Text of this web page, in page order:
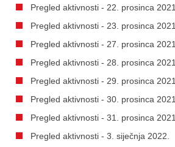
Pregled aktivnosti - 22. prosinca 2021.
Pregled aktivnosti - 23. prosinca 2021.
Pregled aktivnosti - 27. prosinca 2021.
Pregled aktivnosti - 28. prosinca 2021.
Pregled aktivnosti - 29. prosinca 2021.
Pregled aktivnosti - 30. prosinca 2021.
Pregled aktivnosti - 31. prosinca 2021.
Pregled aktivnosti - 3. siječnja 2022.